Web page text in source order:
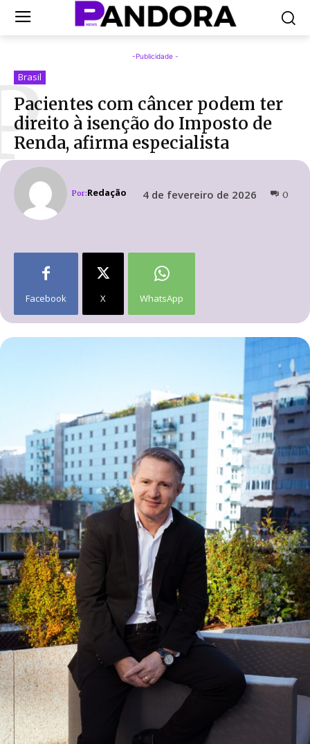
-Publicidade -
Brasil
Pacientes com câncer podem ter
direito à isenção do Imposto de
Renda, afirma especialista
Por:Redação 4 de fevereiro de 2026 0
Facebook X WhatsApp